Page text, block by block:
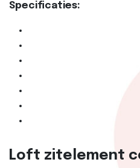
Specificaties:
Loft zitelement